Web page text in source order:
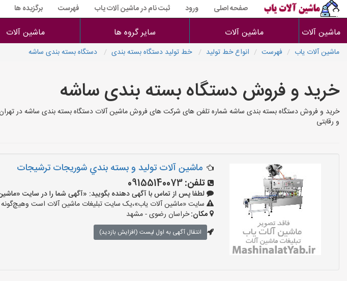
صفحه اصلی ورود ثبت نام در ماشین آلات یاب فهرست برگزیده ها
ماشین آلات ماشین آلات سایر گروه ها ماشین آلات
ماشین آلات یاب فهرست انواع خط تولید خط تولید دستگاه بسته بندی دستگاه بسته بندی ساشه
خرید و فروش دستگاه بسته بندی ساشه
خرید و فروش دستگاه بسته بندی ساشه شماره تلفن های شرکت های فروش ماشین آلات دستگاه بسته بندی ساشه در
و رقابتی
ماشین آلات توليد و بسته بندي شوريجات ترشيجات
تلفن:09155140073
لطفا پس از تماس با آگهی دهنده بگویید: «آگهی شما را در سایت «ماشین آلات یاب»
سایت «ماشین آلات یاب»،یک سایت تبلیغات ماشین آلات است وهیچ‌گونه
مکان:خراسان رضوی - مشهد
انتقال آگهی به اول لیست (افزایش بازدید)